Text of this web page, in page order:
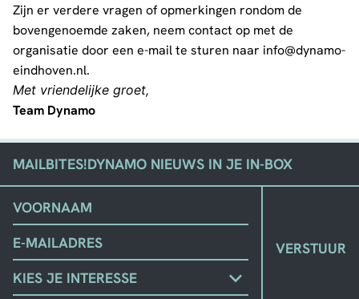
Zijn er verdere vragen of opmerkingen rondom de
bovengenoemde zaken, neem contact op met de
organisatie door een e-mail te sturen naar info@dynamo-
eindhoven.nl.
Met vriendelijke groet,
Team Dynamo
MAILBITES!DYNAMO NIEUWS IN JE IN-BOX
EMAIL